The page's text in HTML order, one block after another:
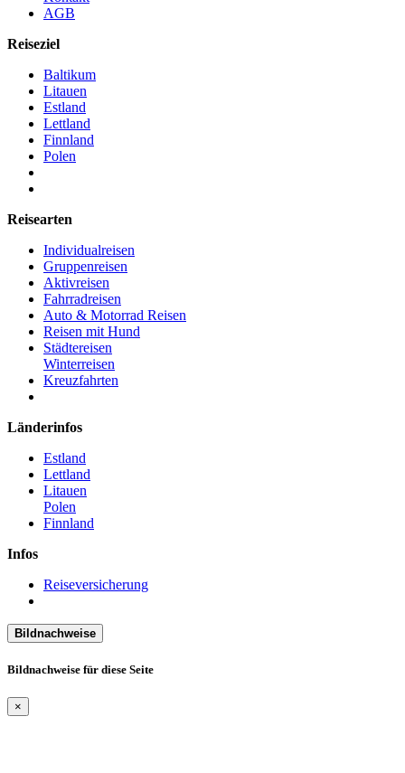
AGB
Reiseziel
Baltikum
Litauen
Estland
Lettland
Finnland
Polen
Reisearten
Individualreisen
Gruppenreisen
Aktivreisen
Fahrradreisen
Auto & Motorrad Reisen
Reisen mit Hund
Städtereisen
Winterreisen
Kreuzfahrten
Länderinfos
Estland
Lettland
Litauen
Polen
Finnland
Infos
Reiseversicherung
Bildnachweise
Bildnachweise für diese Seite
×